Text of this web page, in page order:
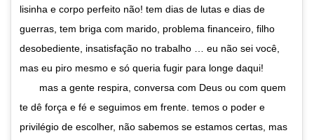
lisinha e corpo perfeito não! tem dias de lutas e dias de
guerras, tem briga com marido, problema financeiro, filho
desobediente, insatisfação no trabalho … eu não sei você,
mas eu piro mesmo e só queria fugir para longe daqui! ⠀⠀⠀
⠀ ⠀ mas a gente respira, conversa com Deus ou com quem
te dê força e fé e seguimos em frente. temos o poder e
privilégio de escolher, não sabemos se estamos certas, mas